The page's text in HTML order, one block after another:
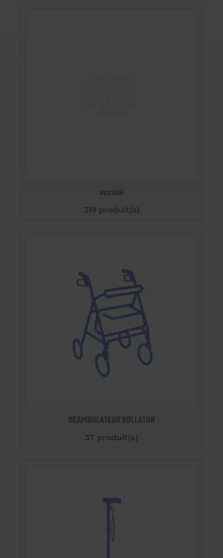
accueil
319 produit(s)
DEAMBULATEUR ROLLATOR
37 produit(s)